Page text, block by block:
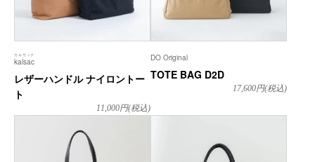
kalsac
カルサック
レザーハンドル ナイロントー
ト
11,000円(税込)
DO Original
TOTE BAG D2D
17,600円(税込)